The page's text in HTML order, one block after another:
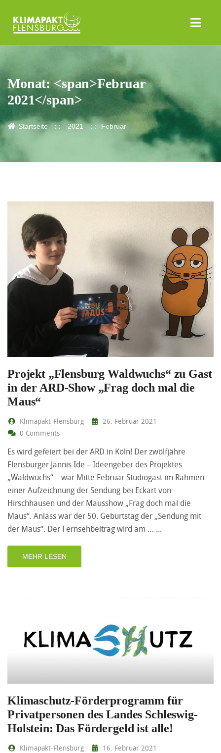
Monat: <span>Februar
2021</span>
Startseite 2021 Februar
Projekt „Flensburg Waldwuchs“ zu Gast
in der ARD-Show „Frag doch mal die
Maus“
Klimapakt-Flensburg
26. Februar 2021
0 Comments
Es wird gefeiert bei der ARD in Köln! Der zwölfjähre
Flensburger Jannis Ide – Ideengeber des Projektes
„Waldwuchs“ – war Mitte Februar Studiogast im Rahmen
einer Aufzeichnung der Sendung bei Eckart von
Hirschhausen und der Mausshow „Frag doch mal die
Maus“. Anlass war der 50. Geburtstag der „Sendung mit
der Maus“. Der Fernsehbeitrag wird am …
MEHR LESEN
Klimaschutz-Förderprogramm für
Privatpersonen des Landes Schleswig-
Holstein: Das Fördergeld ist alle!
Klimapakt-Flensburg
16. Februar 2021